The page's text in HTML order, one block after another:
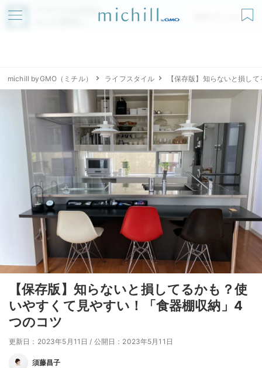
アプリでmichillが
無料ダウンロード
michill byGMO（ミチル） ライフスタイル 【保存版】知らないと損し
【保存版】知らないと損してるかも？使
いやすくて見やすい！「食器棚収納」4
つのコツ
更新日：2023年5月11日 / 公開日：2023年5月11日
須藤昌子